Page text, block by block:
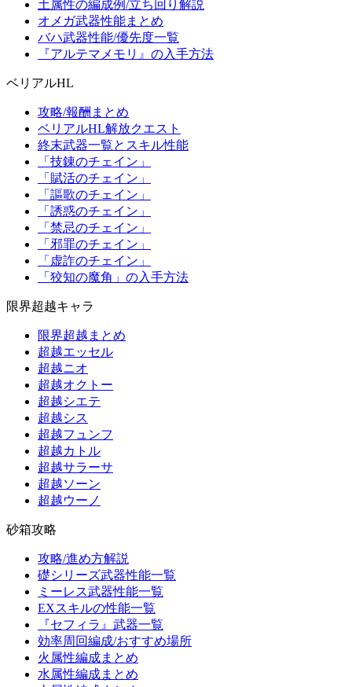
土属性の編成例/立ち回り解説
オメガ武器性能まとめ
バハ武器性能/優先度一覧
『アルテマメモリ』の入手方法
ベリアルHL
攻略/報酬まとめ
ベリアルHL解放クエスト
終末武器一覧とスキル性能
「技錬のチェイン」
「賦活のチェイン」
「謳歌のチェイン」
「誘惑のチェイン」
「禁忌のチェイン」
「邪罪のチェイン」
「虚詐のチェイン」
「狡知の魔角」の入手方法
限界超越キャラ
限界超越まとめ
超越エッセル
超越ニオ
超越オクトー
超越シエテ
超越シス
超越フュンフ
超越カトル
超越サラーサ
超越ソーン
超越ウーノ
砂箱攻略
攻略/進め方解説
礎シリーズ武器性能一覧
ミーレス武器性能一覧
EXスキルの性能一覧
『セフィラ』武器一覧
効率周回編成/おすすめ場所
火属性編成まとめ
水属性編成まとめ